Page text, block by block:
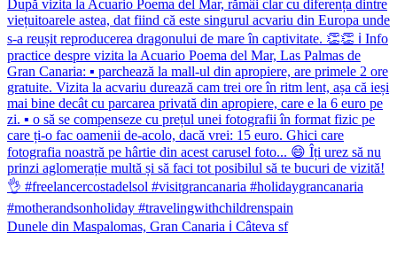
Dunele din Maspalomas, Gran Canaria ℹ️ Câteva sf